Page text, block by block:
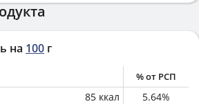
на 100 г
% от РСП
85 ккал 5.64%